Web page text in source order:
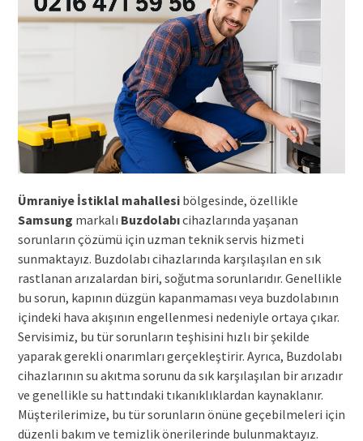
Ümraniye İstiklal mahallesibölgesinde, özellikle
Samsung markalı Buzdolabıcihazlarında yaşanan
sorunların çözümü için uzman teknik servis hizmeti
sunmaktayız. Buzdolabı cihazlarında karşılaşılan en sık
rastlanan arızalardan biri, soğutma sorunlarıdır. Genellikle
bu sorun, kapının düzgün kapanmaması veya buzdolabının
içindeki hava akışının engellenmesi nedeniyle ortaya çıkar.
Servisimiz, bu tür sorunların teşhisini hızlı bir şekilde
yaparak gerekli onarımları gerçekleştirir. Ayrıca, Buzdolabı
cihazlarının su akıtma sorunu da sık karşılaşılan bir arızadır
ve genellikle su hattındaki tıkanıklıklardan kaynaklanır.
Müşterilerimize, bu tür sorunların önüne geçebilmeleri için
düzenli bakım ve temizlik önerilerinde bulunmaktayız.